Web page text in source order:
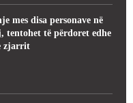
mes disa personave në
tentohet të përdoret edhe
zjarrit